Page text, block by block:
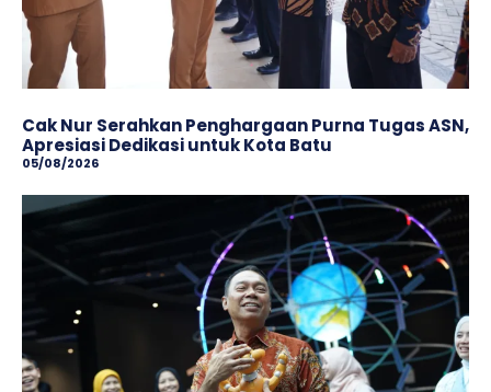
Cak Nur Serahkan Penghargaan Purna Tugas ASN,
Apresiasi Dedikasi untuk Kota Batu
05/08/2026